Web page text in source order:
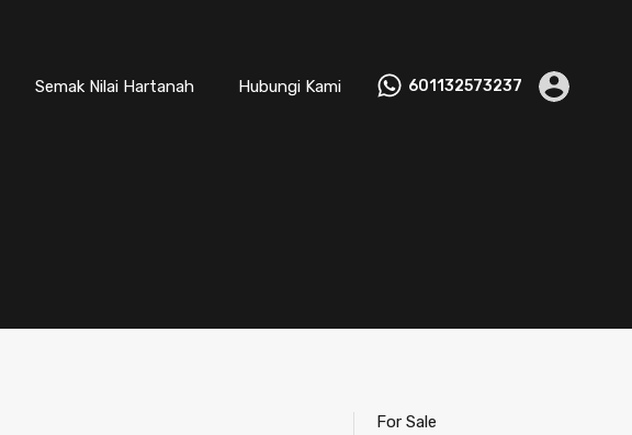
Semak Nilai Hartanah Hubungi Kami 601132573237
For Sale